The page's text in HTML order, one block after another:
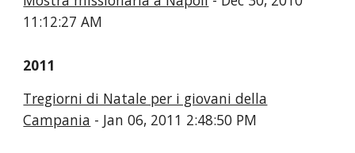
11:12:27 AM
2011
Tregiorni di Natale per i giovani della
Campania - Jan 06, 2011 2:48:50 PM